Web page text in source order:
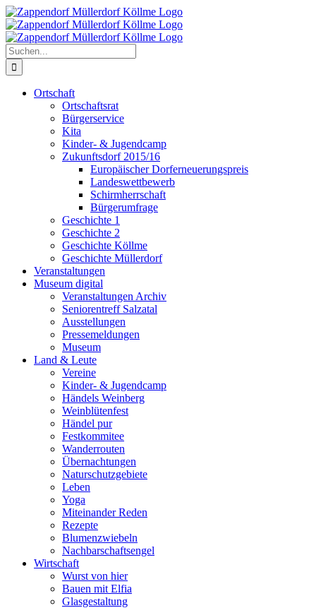
Zum
Inhalt
springen
Suche
nach:
Ortschaft
Ortschaftsrat
Bürgerservice
Kita
Kinder- & Jugendcamp
Zukunftsdorf 2015/16
Europäischer Dorferneuerungspreis
Landeswettbewerb
Schirmherrschaft
Bürgerumfrage
Geschichte 1
Geschichte 2
Geschichte Köllme
Geschichte Müllerdorf
Veranstaltungen
Museum digital
Veranstaltungen Archiv
Seniorentreff Salzatal
Ausstellungen
Pressemeldungen
Museum
Land & Leute
Vereine
Kinder- & Jugendcamp
Händels Weinberg
Weinblütenfest
Händel pur
Festkommitee
Wanderrouten
Übernachtungen
Naturschutzgebiete
Leben
Yoga
Miteinander Reden
Rezepte
Blumenzwiebeln
Nachbarschaftsengel
Wirtschaft
Wurst von hier
Bauen mit Elfia
Glasgestaltung